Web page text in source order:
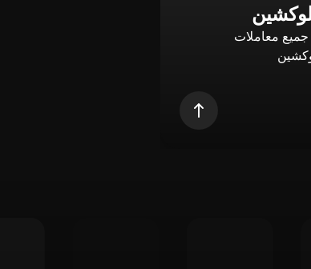
جميع معاملات